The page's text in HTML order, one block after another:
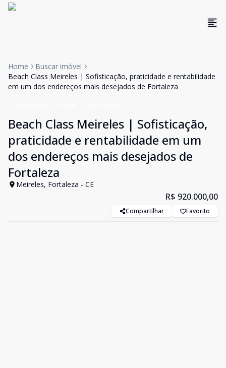
Home
Buscar imóvel
Beach Class Meireles | Sofisticação, praticidade e rentabilidade
em um dos endereços mais desejados de Fortaleza
Beach Class Meireles | Sofisticação,
praticidade e rentabilidade em um
dos endereços mais desejados de
Fortaleza
Meireles, Fortaleza - CE
R$ 920.000,00
Compartilhar Favorito